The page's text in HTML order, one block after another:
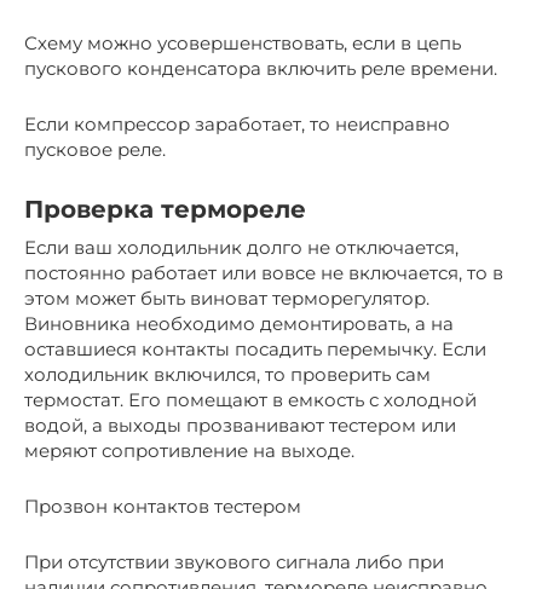
Схему можно усовершенствовать, если в цепь
пускового конденсатора включить реле времени.
Если компрессор заработает, то неисправно
пусковое реле.
Проверка термореле
Если ваш холодильник долго не отключается,
постоянно работает или вовсе не включается, то в
этом может быть виноват терморегулятор.
Виновника необходимо демонтировать, а на
оставшиеся контакты посадить перемычку. Если
холодильник включился, то проверить сам
термостат. Его помещают в емкость с холодной
водой, а выходы прозванивают тестером или
меряют сопротивление на выходе.
Прозвон контактов тестером
При отсутствии звукового сигнала либо при